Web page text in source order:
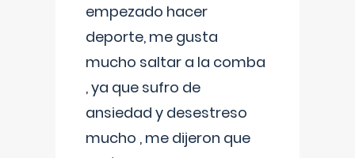
empezado hacer
deporte, me gusta
mucho saltar a la comba
, ya que sufro de
ansiedad y desestreso
mucho , me dijeron que